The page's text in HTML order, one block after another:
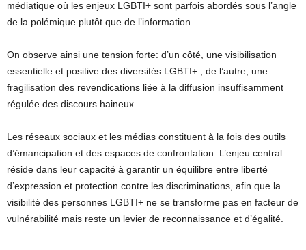
médiatique où les enjeux LGBTI+ sont parfois abordés sous l’angle
de la polémique plutôt que de l’information.
On observe ainsi une tension forte: d’un côté, une visibilisation
essentielle et positive des diversités LGBTI+ ; de l’autre, une
fragilisation des revendications liée à la diffusion insuffisamment
régulée des discours haineux.
Les réseaux sociaux et les médias constituent à la fois des outils
d’émancipation et des espaces de confrontation. L’enjeu central
réside dans leur capacité à garantir un équilibre entre liberté
d’expression et protection contre les discriminations, afin que la
visibilité des personnes LGBTI+ ne se transforme pas en facteur de
vulnérabilité mais reste un levier de reconnaissance et d’égalité.